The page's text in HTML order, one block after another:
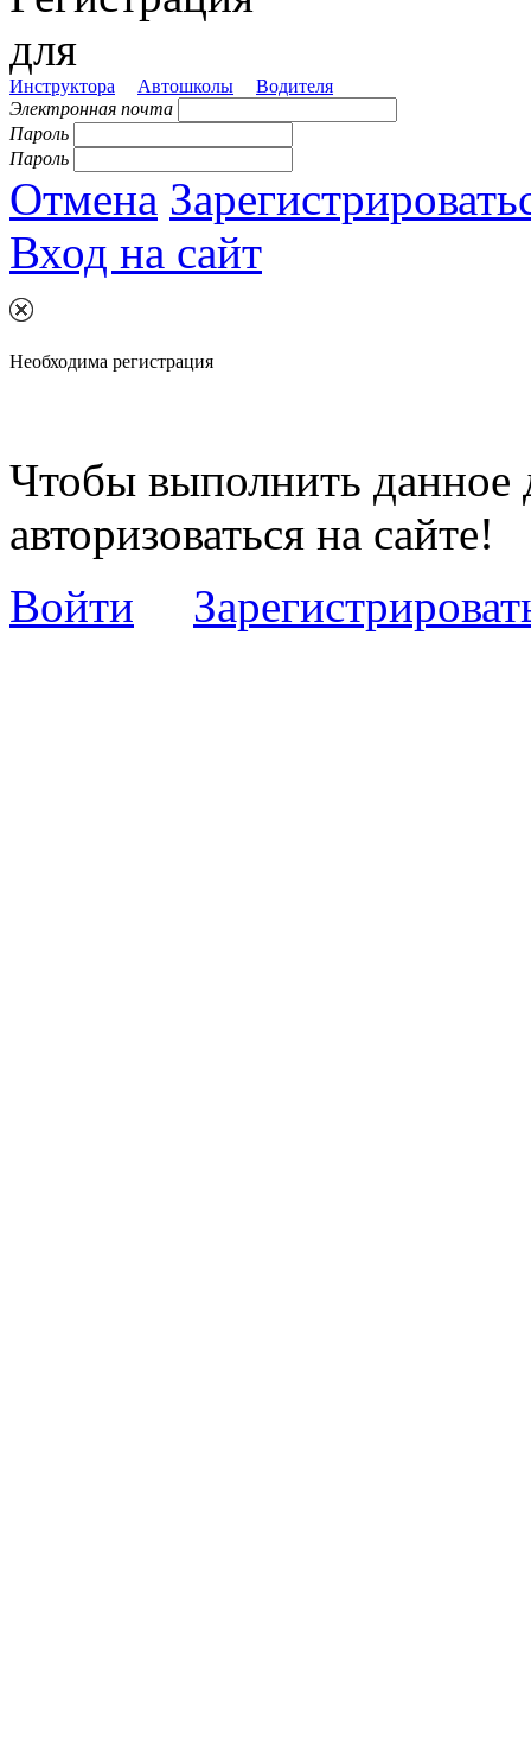
для
Инструктора Автошколы
Водителя
Электронная почта
Пароль
Пароль
Отмена
Вход на сайт
Необходима регистрация
Чтобы выполнить данное
авторизоваться на сайте!
Войти